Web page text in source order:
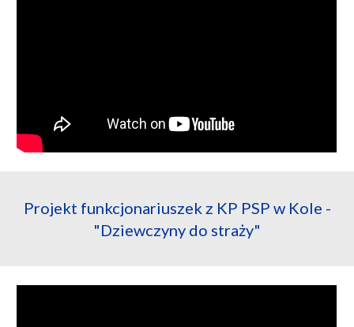
Projekt funkcjonariuszek z KP PSP w Kole -
"Dziewczyny do straży"